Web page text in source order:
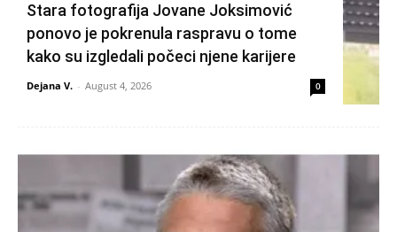
Stara fotografija Jovane Joksimović
ponovo je pokrenula raspravu o tome
kako su izgledali počeci njene karijere
Dejana V. - August 4, 2026 0